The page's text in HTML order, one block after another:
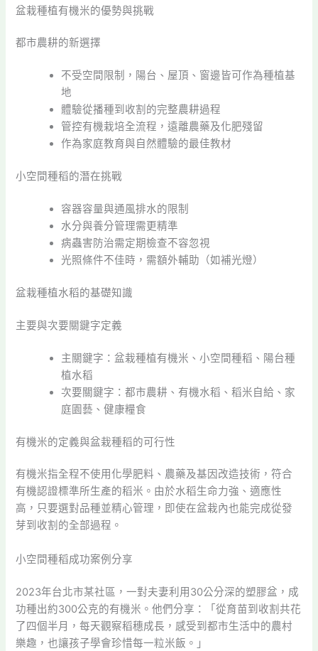
盆栽種植有機米的優勢與挑戰
都市農耕的新選擇
不受空間限制，陽台、屋頂、窗邊皆可作為種植基
地
體驗從播種到收割的完整農耕過程
管控有機栽培全流程，遠離農藥及化肥殘留
作為家庭教育與自然體驗的最佳教材
小空間種稻的潛在挑戰
容器容量與通風排水的限制
水分與養分管理需更精準
病蟲害防治需定期檢查不容忽視
光照條件不佳時，需額外輔助（如補光燈）
盆栽種植水稻的基礎知識
主要與次要關鍵字定義
主關鍵字：盆栽種植有機米、小空間種稻、陽台種
植水稻
次要關鍵字：都市農耕、有機水稻、稻米自給、家
庭園藝、健康糧食
有機米的定義與盆栽種稻的可行性
有機米指全程不使用化學肥料、農藥及基因改造技術，符合
有機認證標準所生產的稻米。由於水稻生命力強、適應性
高，只要選對品種並精心管理，即使在盆栽內也能完成從發
芽到收割的全部過程。
小空間種稻成功案例分享
2023年台北市某社區，一對夫妻利用30公分深的塑膠盆，成
功種出約300公克的有機米。他們分享：「從育苗到收割共花
了四個半月，每天觀察稻穗成長，感受到都市生活中的農村
樂趣，也讓孩子學會珍惜每一粒米飯。」